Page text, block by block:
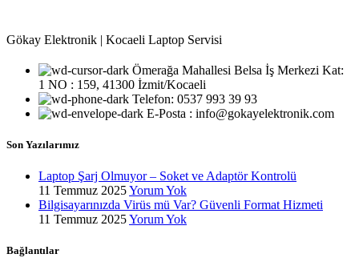
Gökay Elektronik | Kocaeli Laptop Servisi
Ömerağa Mahallesi Belsa İş Merkezi Kat:
1 NO : 159, 41300 İzmit/Kocaeli
Telefon: 0537 993 39 93
E-Posta : info@gokayelektronik.com
Son Yazılarımız
Laptop Şarj Olmuyor – Soket ve Adaptör Kontrolü
11 Temmuz 2025Yorum Yok
Bilgisayarınızda Virüs mü Var? Güvenli Format Hizmeti
11 Temmuz 2025Yorum Yok
Bağlantılar